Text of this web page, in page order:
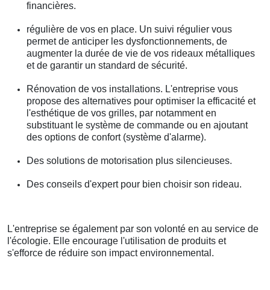
financières.
régulière de vos en place. Un suivi régulier vous
permet de anticiper les dysfonctionnements, de
augmenter la durée de vie de vos rideaux métalliques
et de garantir un standard de sécurité.
Rénovation de vos installations. L'entreprise vous
propose des alternatives pour optimiser la efficacité et
l'esthétique de vos grilles, par notamment en
substituant le système de commande ou en ajoutant
des options de confort (système d'alarme).
Des solutions de motorisation plus silencieuses.
Des conseils d'expert pour bien choisir son rideau.
L'entreprise se également par son volonté en au service de
l'écologie. Elle encourage l'utilisation de produits et
s'efforce de réduire son impact environnemental.